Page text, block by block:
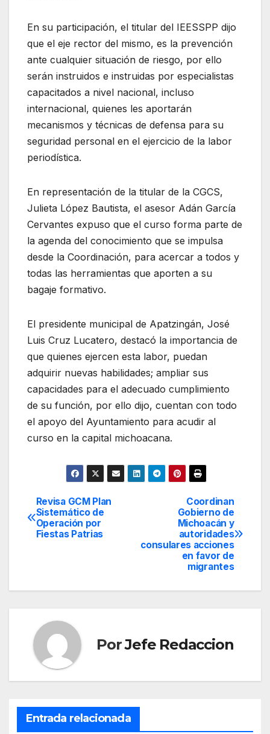
En su participación, el titular del IEESSPP dijo
que el eje rector del mismo, es la prevención
ante cualquier situación de riesgo, por ello
serán instruidos e instruidas por especialistas
capacitados a nivel nacional, incluso
internacional, quienes les aportarán
mecanismos y técnicas de defensa para su
seguridad personal en el ejercicio de la labor
periodística.
En representación de la titular de la CGCS,
Julieta López Bautista, el asesor Adán García
Cervantes expuso que el curso forma parte de
la agenda del conocimiento que se impulsa
desde la Coordinación, para acercar a todos y
todas las herramientas que aporten a su
bagaje formativo.
El presidente municipal de Apatzingán, José
Luis Cruz Lucatero, destacó la importancia de
que quienes ejercen esta labor, puedan
adquirir nuevas habilidades; ampliar sus
capacidades para el adecuado cumplimiento
de su función, por ello dijo, cuentan con todo
el apoyo del Ayuntamiento para acudir al
curso en la capital michoacana.
Navegación
de
Coordinan
Gobierno de
Michoacán y
autoridades
consulares acciones
en favor de
migrantes
Revisa GCM Plan
Sistemático de
Operación por
Fiestas Patrias
PorJefe Redaccion
Entrada relacionada